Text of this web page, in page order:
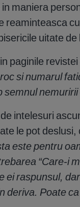
maniera
reaminteasca
uitate
paginile
si numarul
semnul nemuririi
intelesuri
le pot
este pentru
“Care-i
ei raspunsul,
deriva. Poate